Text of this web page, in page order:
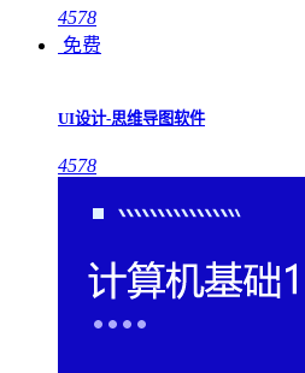
4578
免费
UI设计-思维导图软件
4578